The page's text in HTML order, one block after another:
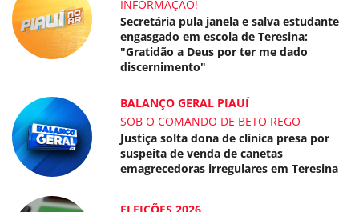
INFORMAÇÃO!
Secretária pula janela e salva estudante
engasgado em escola de Teresina:
"Gratidão a Deus por ter me dado
discernimento"
BALANÇO GERAL PIAUÍ
SOB O COMANDO DE BETO REGO
Justiça solta dona de clínica presa por
suspeita de venda de canetas
emagrecedoras irregulares em Teresina
ELEIÇÕES 2026